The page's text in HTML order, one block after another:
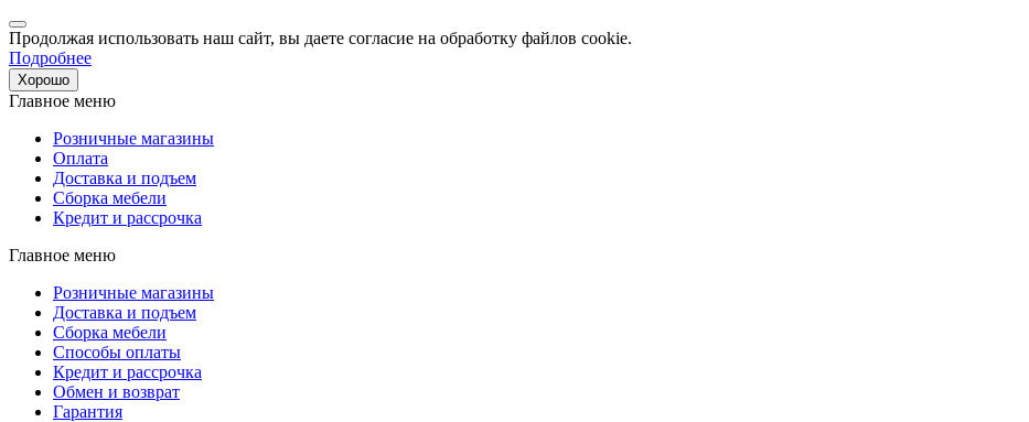
Продолжая использовать наш сайт, вы даете согласие на обработку файлов cookie.
Подробнее
Хорошо
Главное меню
Розничные магазины
Оплата
Доставка и подъем
Сборка мебели
Кредит и рассрочка
Главное меню
Розничные магазины
Доставка и подъем
Сборка мебели
Способы оплаты
Кредит и рассрочка
Обмен и возврат
Гарантия